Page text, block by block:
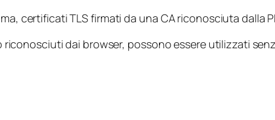
certificati TLS firmati da una CA riconosciuta dalla
riconosciuti dai browser, possono essere utilizzati